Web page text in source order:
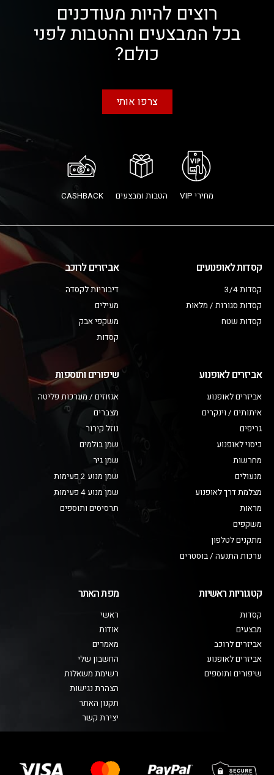
רוצים להיות מעודכנים
בכל המבצעים וההטבות לפני
כולם?
צרפו אותי
מחירי VIP הטבות ומבצעים CASHBACK
קסדות לאופנועים
קסדות 3/4
קסדות סגורות / מלאות
קסדות שטח
אביזרים לרוכב
דיבוריות לקסדה
מעילים
משקפי אבק
קסדות
אביזרים לאופנוע
אביזרים לאופנוע
איתותים / וינקרים
גריפים
כיסוי לאופנוע
מחרשות
מנעולים
מצלמת דרך לאופנוע
מראות
משקפים
מתקנים לטלפון
ערכות התנעה / בוסטרים
שיפורים ותוספות
אגזוזים / מערכות פליטה
מצברים
נוזל קירור
שמן בולמים
שמן גיר
שמן מנוע 2 פעימות
שמן מנוע 4 פעימות
תרסיסים ותוספים
קטגוריות ראשיות
קסדות
מבצעים
אביזרים לרוכב
אביזרים לאופנוע
שיפורים ותוספים
מפת האתר
ראשי
אודות
מאמרים
החשבון שלי
רשימת משאלות
הצהרת נגישות
תקנון האתר
יצירת קשר